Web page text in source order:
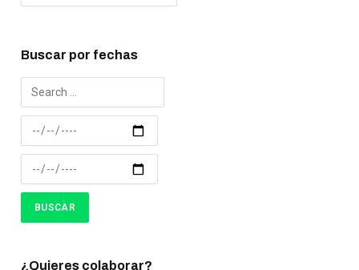
Buscar por fechas
¿Quieres colaborar?